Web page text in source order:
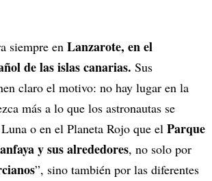
siempre en Lanzarote, en el
de las islas canarias. Sus
claro el motivo: no hay lugar en la
más a lo que los astronautas se
o en el Planeta Rojo que el Parque
y sus alrededores, no solo por
”, sino también por las diferentes